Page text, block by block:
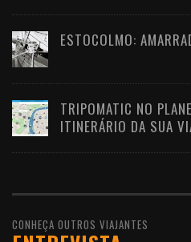
ESTOCOLMO:
TRIPOMATIC NO
ITINERÁRIO DA SUA
CONHEÇA OUTROS VIAJANTES